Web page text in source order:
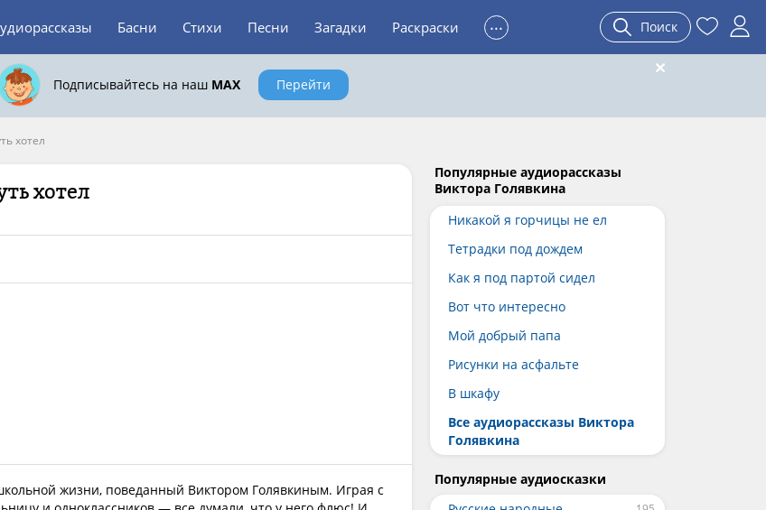
Басни Стихи Песни Загадки Раскраски ... Поиск
Подписывайтесь на наш MAX Перейти
хотел
хотел
жизни, поведанный Виктором Голявкиным. Играя с
Популярные аудиорассказы
Виктора Голявкина
Никакой я горчицы не ел
Тетрадки под дождем
Как я под партой сидел
Вот что интересно
Мой добрый папа
Рисунки на асфальте
В шкафу
Все аудиорассказы Виктора
Голявкина
Популярные аудиосказки